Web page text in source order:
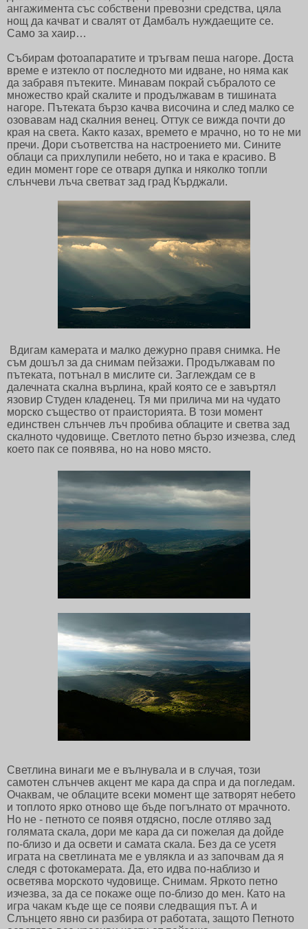
ангажимента със собствени превозни средства, цяла
нощ да качват и свалят от Дамбалъ нуждаещите се.
Само за хаир…
Събирам фотоапаратите и тръгвам пеша нагоре. Доста
време е изтекло от последното ми идване, но няма как
да забравя пътеките. Минавам покрай събралото се
множество край скалите и продължавам в тишината
нагоре. Пътеката бързо качва височина и след малко се
озовавам над скалния венец. Оттук се вижда почти до
края на света. Както казах, времето е мрачно, но то не ми
пречи. Дори съответства на настроението ми. Сините
облаци са прихлупили небето, но и така е красиво. В
един момент горе се отваря дупка и няколко топли
слънчеви лъча светват зад град Кърджали.
Вдигам камерата и малко дежурно правя снимка. Не
съм дошъл за да снимам пейзажи. Продължавам по
пътеката, потънал в мислите си. Заглеждам се в
далечната скална върлина, край която се е завъртял
язовир Студен кладенец. Тя ми прилича ми на чудато
морско същество от праисторията. В този момент
единствен слънчев лъч пробива облаците и светва зад
скалното чудовище. Светлото петно бързо изчезва, след
което пак се появява, но на ново място.
Светлина винаги ме е вълнувала и в случая, този
самотен слънчев акцент ме кара да спра и да погледам.
Очаквам, че облаците всеки момент ще затворят небето
и топлото ярко отново ще бъде погълнато от мрачното.
Но не - петното се появя отдясно, после отляво зад
голямата скала, дори ме кара да си пожелая да дойде
по-близо и да освети и самата скала. Без да се усетя
играта на светлината ме е увлякла и аз започвам да я
следя с фотокамерата. Да, ето идва по-наблизо и
осветява морското чудовище. Снимам. Яркото петно
изчезва, за да се покаже още по-близо до мен. Като на
игра чакам къде ще се появи следващия път. А и
Слънцето явно си разбира от работата, защото Петното